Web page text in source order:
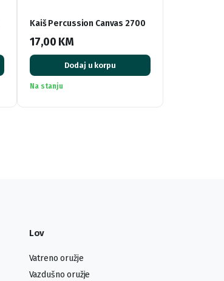
Kaiš Percussion Canvas 2700
17,00 KM
Dodaj u korpu
Na stanju
Lov
Vatreno oružje
Vazdušno oružje